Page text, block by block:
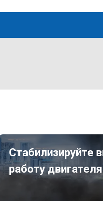
Стабилизируйте
работу